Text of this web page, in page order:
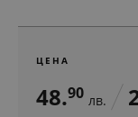
ЦЕНА
48.90 лв.